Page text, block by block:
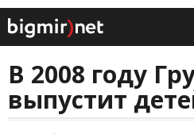
В 2008 году
выпустит